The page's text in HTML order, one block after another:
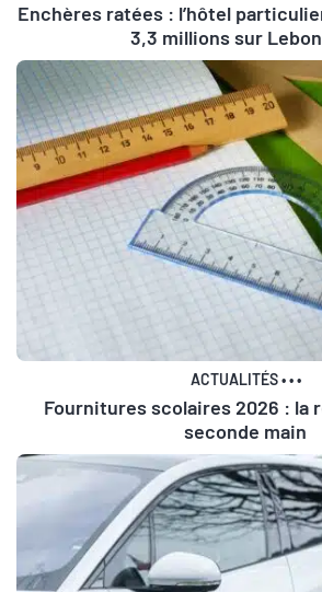
Enchères ratées : l’hôtel
3,3 millions sur
ACTUALITÉS•••
Fournitures scolaires 2026 : la
seconde main